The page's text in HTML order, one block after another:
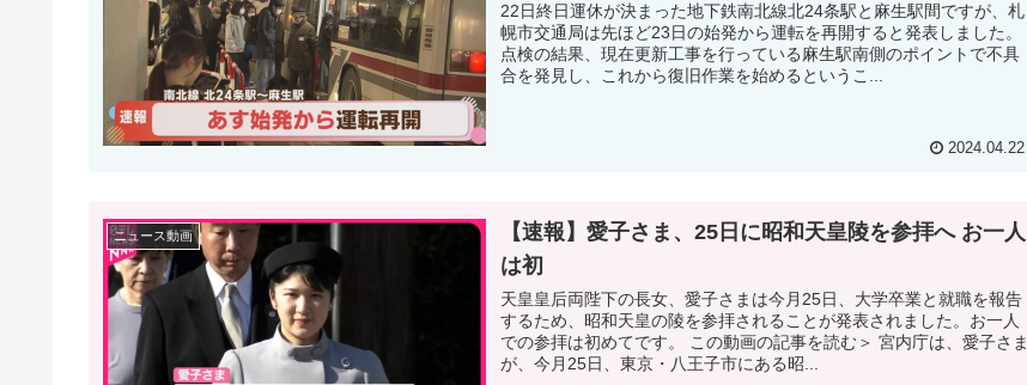
22日終日運休が決まった地下鉄南北線北24条駅と麻生駅間ですが、札
幌市交通局は先ほど23日の始発から運転を再開すると発表しました。
点検の結果、現在更新工事を行っている麻生駅南側のポイントで不具
合を発見し、これから復旧作業を始めるというこ...
2024.04.22
ニュース動画
【速報】愛子さま、25日に昭和天皇陵を参拝へ お一人
は初
天皇皇后両陛下の長女、愛子さまは今月25日、大学卒業と就職を報告
するため、昭和天皇の陵を参拝されることが発表されました。お一人
での参拝は初めてです。 この動画の記事を読む＞ 宮内庁は、愛子さま
が、今月25日、東京・八王子市にある昭...